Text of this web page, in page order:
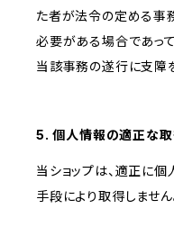
た者が法令の定める事
必要がある場合であっ
当該事務の遂行に支障
5. 個人情報の適正な
当ショップは、適正に
手段により取得しません